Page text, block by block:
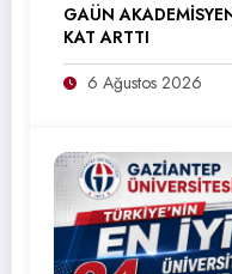
GAÜN
KAT ARTTI
6 Ağustos 2026